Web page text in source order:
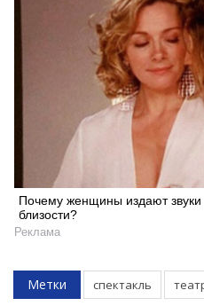
Почему женщины издают
близости?
Реклама
Метки спектакль